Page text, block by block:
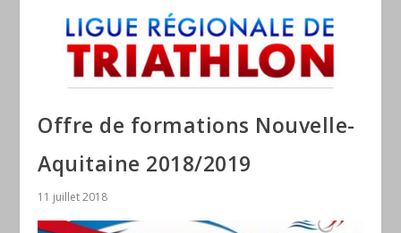
Offre de formations Nouvelle-
Aquitaine 2018/2019
11 juillet 2018